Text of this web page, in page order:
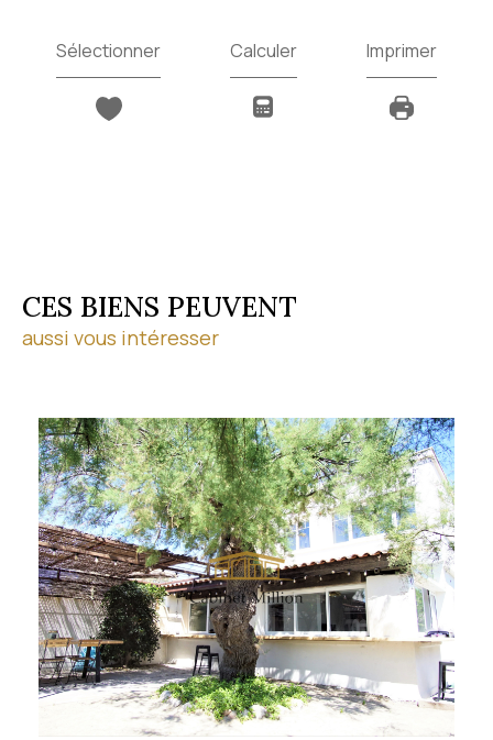
Sélectionner Calculer Imprimer
CES BIENS PEUVENT
aussi vous intéresser